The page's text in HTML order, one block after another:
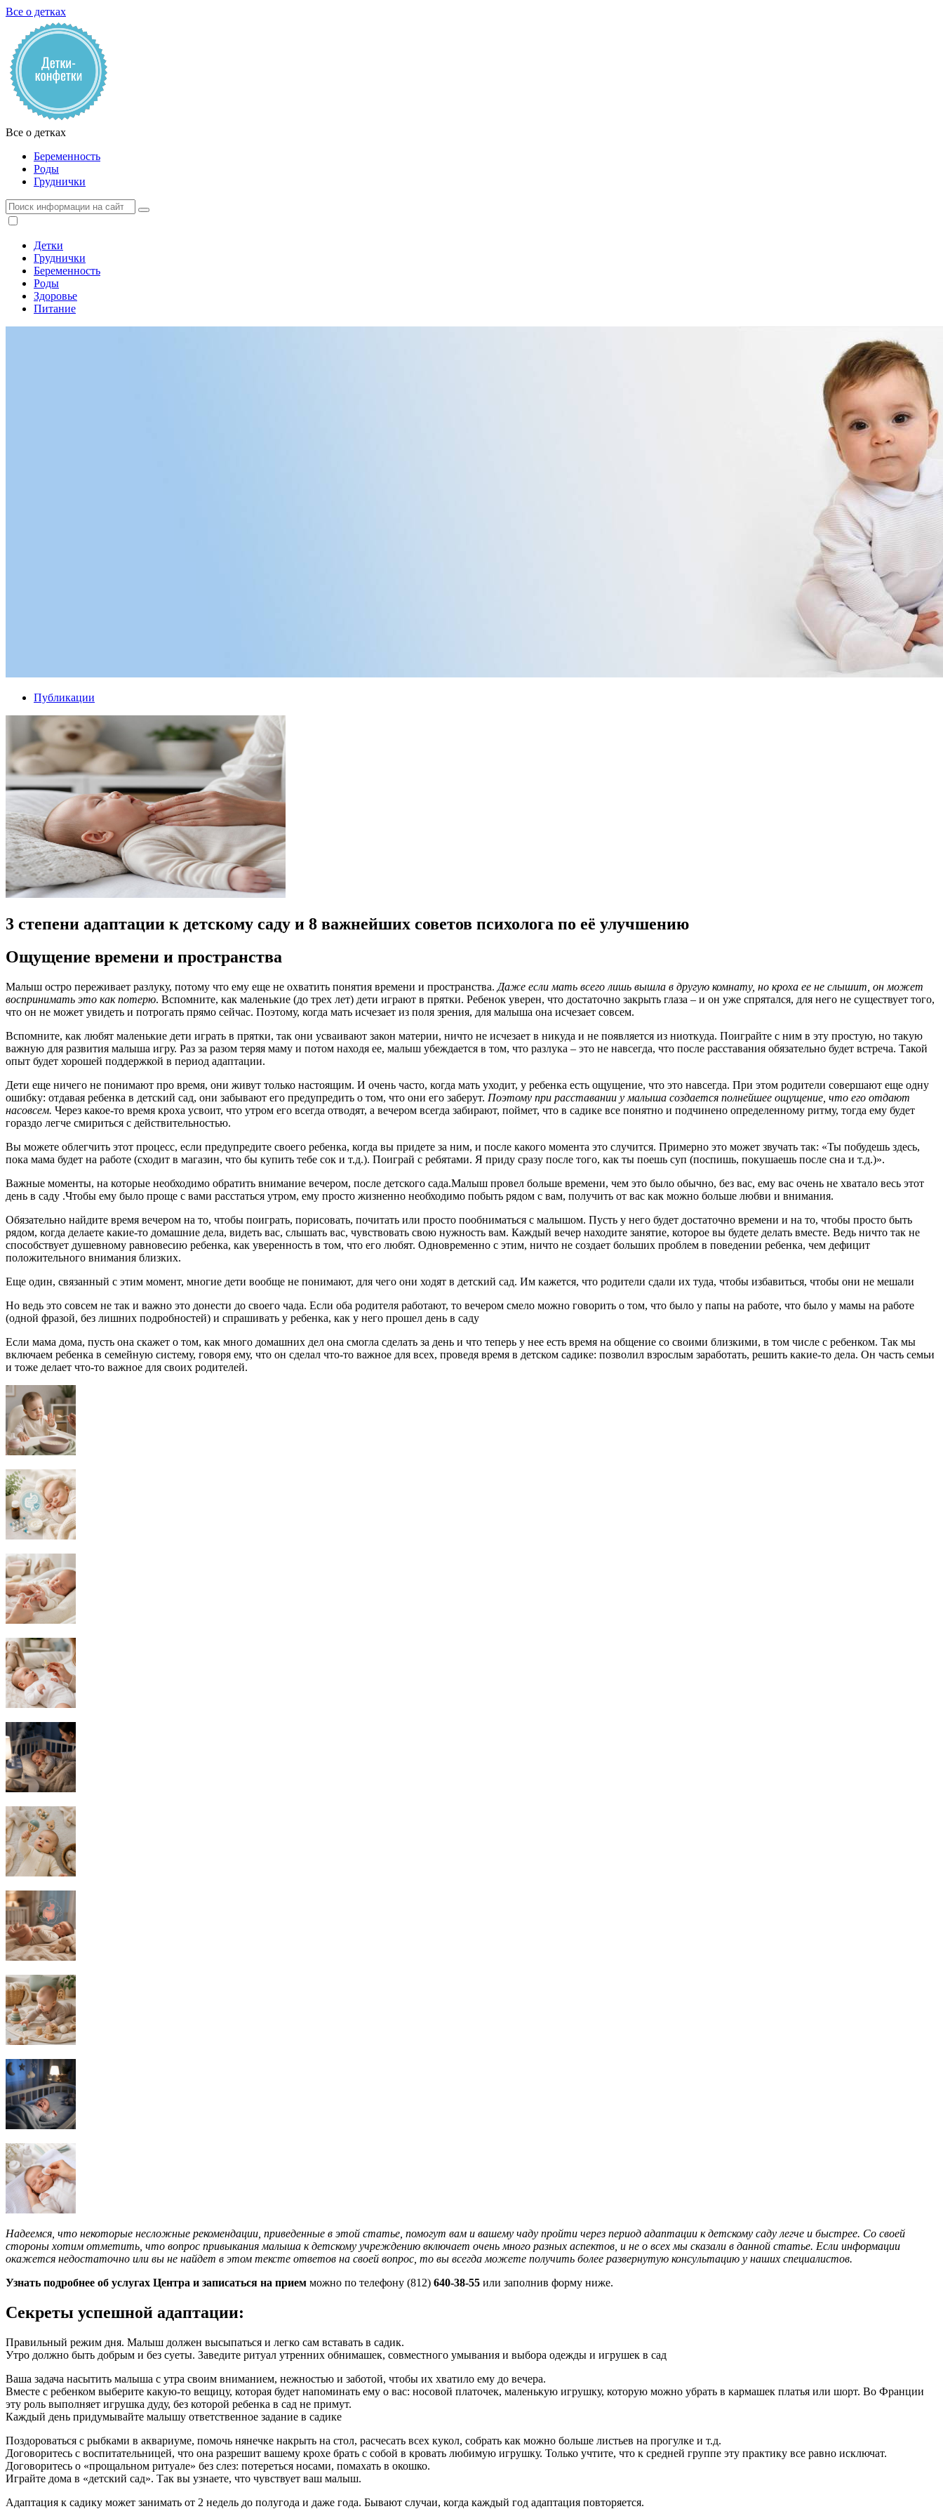
Все о детках
Все о детках
Беременность
Роды
Груднички
Детки
Груднички
Беременность
Роды
Здоровье
Питание
Публикации
3 степени адаптации к детскому саду и 8 важнейших советов психолога по её улучшению
Ощущение времени и пространства
Малыш остро переживает разлуку, потому что ему еще не охватить понятия времени и пространства. Даже если мать всего лишь вышла в другую комнату, но кроха ее не слышит, он может
воспринимать это как потерю. Вспомните, как маленькие (до трех лет) дети играют в прятки. Ребенок уверен, что достаточно закрыть глаза – и он уже спрятался, для него не существует того,
что он не может увидеть и потрогать прямо сейчас. Поэтому, когда мать исчезает из поля зрения, для малыша она исчезает совсем.
Вспомните, как любят маленькие дети играть в прятки, так они усваивают закон материи, ничто не исчезает в никуда и не появляется из ниоткуда. Поиграйте с ним в эту простую, но такую
важную для развития малыша игру. Раз за разом теряя маму и потом находя ее, малыш убеждается в том, что разлука – это не навсегда, что после расставания обязательно будет встреча. Такой
опыт будет хорошей поддержкой в период адаптации.
Дети еще ничего не понимают про время, они живут только настоящим. И очень часто, когда мать уходит, у ребенка есть ощущение, что это навсегда. При этом родители совершают еще одну
ошибку: отдавая ребенка в детский сад, они забывают его предупредить о том, что они его заберут. Поэтому при расставании у малыша создается полнейшее ощущение, что его отдают
насовсем. Через какое-то время кроха усвоит, что утром его всегда отводят, а вечером всегда забирают, поймет, что в садике все понятно и подчинено определенному ритму, тогда ему будет
гораздо легче смириться с действительностью.
Вы можете облегчить этот процесс, если предупредите своего ребенка, когда вы придете за ним, и после какого момента это случится. Примерно это может звучать так: «Ты побудешь здесь,
пока мама будет на работе (сходит в магазин, что бы купить тебе сок и т.д.). Поиграй с ребятами. Я приду сразу после того, как ты поешь суп (поспишь, покушаешь после сна и т.д.)».
Важные моменты, на которые необходимо обратить внимание вечером, после детского сада.Малыш провел больше времени, чем это было обычно, без вас, ему вас очень не хватало весь этот
день в саду .Чтобы ему было проще с вами расстаться утром, ему просто жизненно необходимо побыть рядом с вам, получить от вас как можно больше любви и внимания.
Обязательно найдите время вечером на то, чтобы поиграть, порисовать, почитать или просто пообниматься с малышом. Пусть у него будет достаточно времени и на то, чтобы просто быть
рядом, когда делаете какие-то домашние дела, видеть вас, слышать вас, чувствовать свою нужность вам. Каждый вечер находите занятие, которое вы будете делать вместе. Ведь ничто так не
способствует душевному равновесию ребенка, как уверенность в том, что его любят. Одновременно с этим, ничто не создает больших проблем в поведении ребенка, чем дефицит
положительного внимания близких.
Еще один, связанный с этим момент, многие дети вообще не понимают, для чего они ходят в детский сад. Им кажется, что родители сдали их туда, чтобы избавиться, чтобы они не мешали
Но ведь это совсем не так и важно это донести до своего чада. Если оба родителя работают, то вечером смело можно говорить о том, что было у папы на работе, что было у мамы на работе
(одной фразой, без лишних подробностей) и спрашивать у ребенка, как у него прошел день в саду
Если мама дома, пусть она скажет о том, как много домашних дел она смогла сделать за день и что теперь у нее есть время на общение со своими близкими, в том числе с ребенком. Так мы
включаем ребенка в семейную систему, говоря ему, что он сделал что-то важное для всех, проведя время в детском садике: позволил взрослым заработать, решить какие-то дела. Он часть семьи
и тоже делает что-то важное для своих родителей.
Надеемся, что некоторые несложные рекомендации, приведенные в этой статье, помогут вам и вашему чаду пройти через период адаптации к детскому саду легче и быстрее. Со своей
стороны хотим отметить, что вопрос привыкания малыша к детскому учреждению включает очень много разных аспектов, и не о всех мы сказали в данной статье. Если информации
окажется недостаточно или вы не найдет в этом тексте ответов на своей вопрос, то вы всегда можете получить более развернутую консультацию у наших специалистов.
Узнать подробнее об услугах Центра и записаться на прием можно по телефону (812) 640-38-55 или заполнив форму ниже.
Секреты успешной адаптации:
Правильный режим дня. Малыш должен высыпаться и легко сам вставать в садик.
Утро должно быть добрым и без суеты. Заведите ритуал утренних обнимашек, совместного умывания и выбора одежды и игрушек в сад
Ваша задача насытить малыша с утра своим вниманием, нежностью и заботой, чтобы их хватило ему до вечера.
Вместе с ребенком выберите какую-то вещицу, которая будет напоминать ему о вас: носовой платочек, маленькую игрушку, которую можно убрать в кармашек платья или шорт. Во Франции
эту роль выполняет игрушка дуду, без которой ребенка в сад не примут.
Каждый день придумывайте малышу ответственное задание в садике
Поздороваться с рыбками в аквариуме, помочь нянечке накрыть на стол, расчесать всех кукол, собрать как можно больше листьев на прогулке и т.д.
Договоритесь с воспитательницей, что она разрешит вашему крохе брать с собой в кровать любимую игрушку. Только учтите, что к средней группе эту практику все равно исключат.
Договоритесь о «прощальном ритуале» без слез: потереться носами, помахать в окошко.
Играйте дома в «детский сад». Так вы узнаете, что чувствует ваш малыш.
Адаптация к садику может занимать от 2 недель до полугода и даже года. Бывают случаи, когда каждый год адаптация повторяется.